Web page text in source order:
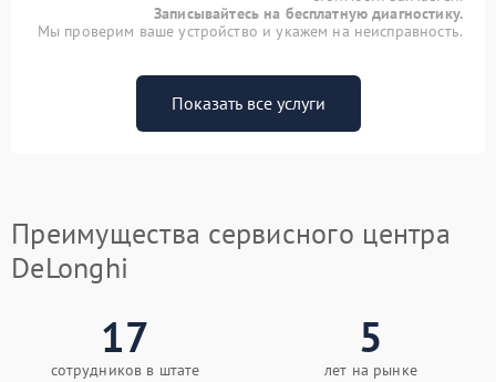
Записывайтесь на бесплатную диагностику.
Мы проверим ваше устройство и укажем на неисправность.
Показать все услуги
Преимущества сервисного центра
DeLonghi
17
сотрудников в штате
5
лет на рынке